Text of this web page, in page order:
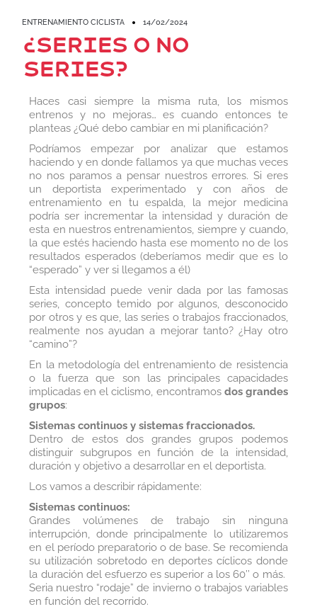
ENTRENAMIENTO CICLISTA 14/02/2024
¿Series o no
series?
Haces casi siempre la misma ruta, los mismos
entrenos y no mejoras… es cuando entonces te
planteas ¿Qué debo cambiar en mi planificación?
Podríamos empezar por analizar que estamos
haciendo y en donde fallamos ya que muchas veces
no nos paramos a pensar nuestros errores. Si eres
un deportista experimentado y con años de
entrenamiento en tu espalda, la mejor medicina
podría ser incrementar la intensidad y duración de
esta en nuestros entrenamientos, siempre y cuando,
la que estés haciendo hasta ese momento no de los
resultados esperados (deberíamos medir que es lo
“esperado” y ver si llegamos a él)
Esta intensidad puede venir dada por las famosas
series, concepto temido por algunos, desconocido
por otros y es que, las series o trabajos fraccionados,
realmente nos ayudan a mejorar tanto? ¿Hay otro
“camino”?
En la metodología del entrenamiento de resistencia
o la fuerza que son las principales capacidades
implicadas en el ciclismo, encontramos dos grandes
grupos:
Sistemas continuos y sistemas fraccionados.
Dentro de estos dos grandes grupos podemos
distinguir subgrupos en función de la intensidad,
duración y objetivo a desarrollar en el deportista.
Los vamos a describir rápidamente:
Sistemas continuos:
Grandes volúmenes de trabajo sin ninguna
interrupción, donde principalmente lo utilizaremos
en el período preparatorio o de base. Se recomienda
su utilización sobretodo en deportes cíclicos donde
la duración del esfuerzo es superior a los 60’’ o más.
Seria nuestro “rodaje” de invierno o trabajos variables
en función del recorrido.